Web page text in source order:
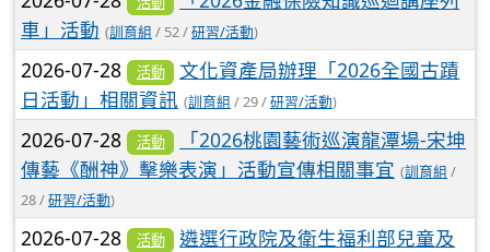
車」活動 (訓育組 / 52 /研習/活動)
2026-07-28 活動
文化資產局辦理「2026全國古蹟
日活動」相關資訊 (訓育組 / 29 /研習/活動)
2026-07-28 活動
「2026桃園藝術巡演龍潭場-宋坤
傳藝《酬神》擊樂表演」活動宣傳相關事宜 (訓育組 /
28 /研習/活動)
2026-07-28 活動
遴選行政院及衛生福利部兒童及